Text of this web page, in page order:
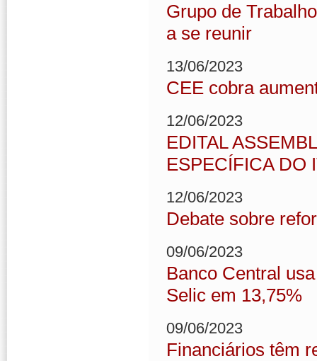
Grupo de
a se reunir
13/06/2023
CEE cobra
12/06/2023
EDITAL
ESPECÍFICA DO
12/06/2023
Debate sobre
09/06/2023
Banco Central
Selic em 13,75%
09/06/2023
Financiários têm